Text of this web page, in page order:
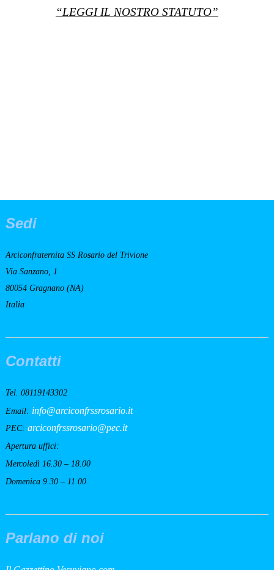
“LEGGI IL NOSTRO STATUTO”
Sedi
Arciconfraternita SS Rosario del Trivione
Via Sanzano, 1
80054 Gragnano (NA)
Italia
Contatti
Tel. 08119143302
Email: info@arciconfrssrosario.it
PEC: arciconfrssrosario@pec.it
Apertura uffici:
Mercoledì 16.30 – 18.00
Domenica 9.30 – 11.00
Parlano di noi